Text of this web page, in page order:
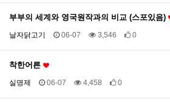
부부의 세계와 영국원작과의 비교 (스포있음)
날자닭고기 06-07 3,546 0
착한어른
실명제 06-07 4,458 0